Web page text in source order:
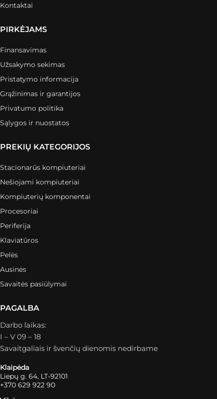
Kontaktai
PIRKĖJAMS
Finansavimas
Užsakymo sekimas
Pristatymo informacija
Grąžinimas ir garantijos
Privatumo politika
Sąlygos ir nuostatos
PREKIŲ KATEGORIJOS
Stacionarūs kompiuteriai
Nešiojami kompiuteriai
Kompiuterių komponentai
Procesoriai
Periferija
Klaviatūros
Pelės
Ausinės
Savaitės pasiūlymai
PAGALBA
Darbo laikas:
I – V 09 – 18
Savaitgaliais ir švenčių dienomis nedirbame
Klaipėda
Liepų g. 64, LT-92101
+370 629 922 90